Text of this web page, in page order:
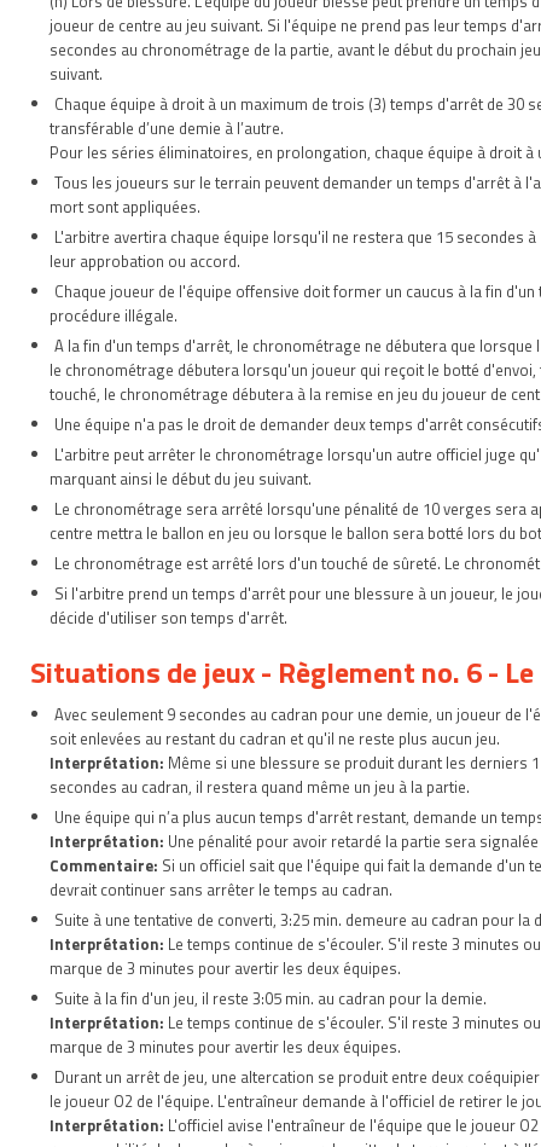
joueur de centre au jeu suivant. Si l'équipe ne prend pas leur temps
secondes au chronométrage de la partie, avant le début du prochain
suivant.
Chaque équipe à droit à un maximum de trois (3) temps d'arrêt de 30
transférable d’une demie à l’autre.
Pour les séries éliminatoires, en prolongation, chaque équipe à droit
Tous les joueurs sur le terrain peuvent demander un temps d'arrêt à
mort sont appliquées.
L'arbitre avertira chaque équipe lorsqu'il ne restera que 15 secondes
leur approbation ou accord.
Chaque joueur de l'équipe offensive doit former un caucus à la fin
procédure illégale.
A la fin d'un temps d'arrêt, le chronométrage ne débutera que
le chronométrage débutera lorsqu'un joueur qui reçoit le botté
touché, le chronométrage débutera à la remise en jeu du joueur de
Une équipe n'a pas le droit de demander deux temps d'arrêt
L'arbitre peut arrêter le chronométrage lorsqu'un autre officiel juge
marquant ainsi le début du jeu suivant.
Le chronométrage sera arrêté lorsqu'une pénalité de 10 verges
centre mettra le ballon en jeu ou lorsque le ballon sera botté lors du
Le chronométrage est arrêté lors d'un touché de sûreté. Le
Si l'arbitre prend un temps d'arrêt pour une blessure à un joueur, le
décide d'utiliser son temps d'arrêt.
Situations de jeux - Règlement no. 6 -
Avec seulement 9 secondes au cadran pour une demie, un joueur de
soit enlevées au restant du cadran et qu'il ne reste plus aucun jeu.
Interprétation: Même si une blessure se produit durant les derniers
secondes au cadran, il restera quand même un jeu à la partie.
Une équipe qui n’a plus aucun temps d'arrêt restant, demande un
Interprétation: Une pénalité pour avoir retardé la partie sera
Commentaire: Si un officiel sait que l'équipe qui fait la demande d'un
devrait continuer sans arrêter le temps au cadran.
Suite à une tentative de converti, 3:25 min. demeure au cadran pour la
Interprétation: Le temps continue de s'écouler. S'il reste 3 minutes
marque de 3 minutes pour avertir les deux équipes.
Suite à la fin d'un jeu, il reste 3:05 min. au cadran pour la demie.
Interprétation: Le temps continue de s'écouler. S'il reste 3 minutes
marque de 3 minutes pour avertir les deux équipes.
Durant un arrêt de jeu, une altercation se produit entre deux
le joueur O2 de l'équipe. L'entraîneur demande à l'officiel de retirer le
Interprétation: L'officiel avise l'entraîneur de l'équipe que le joueur